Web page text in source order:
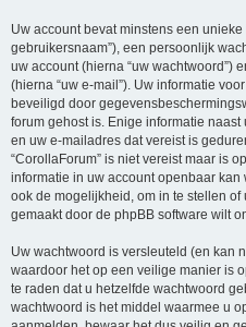
Uw account bevat minstens een
gebruikersnaam”), een persoonlijk
uw account (hierna “uw wachtwoord”)
(hierna “uw e-mail”). Uw informatie
beveiligd door
forum gehost is. Enige informatie
en uw e-mailadres dat vereist is
“CorollaForum” is niet vereist maar is
informatie in uw account openbaar
ook de mogelijkheid, om in te stellen
gemaakt door de phpBB software wilt
Uw wachtwoord is versleuteld (en kan
waardoor het op een veilige manier is
te raden dat u hetzelfde wachtwoord
wachtwoord is het middel waarmee u